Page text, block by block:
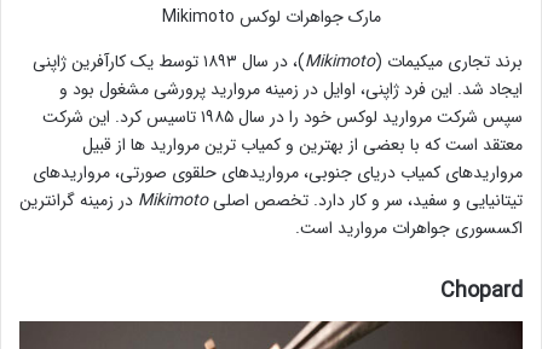
مارک جواهرات لوکس Mikimoto
برند تجاری میکیمات (Mikimoto
)، در سال ۱۸۹۳ توسط یک کارآفرین ژاپنی
ایجاد شد. این فرد ژاپنی، اوایل در زمینه مروارید پرورشی مشغول بود و
سپس شرکت مروارید لوکس خود را در سال ۱۹۸۵ تاسیس کرد. این شرکت
معتقد است که با بعضی از بهترین و کمیاب ترین مروارید ها از قبیل
مرواریدهای کمیاب دریای جنوبی، مرواریدهای حلقوی صورتی، مرواریدهای
تیتانیایی و سفید، سر و کار دارد. تخصص اصلیMikimoto در زمینه گرانترین
اکسسوری جواهرات مروارید است.
Chopard